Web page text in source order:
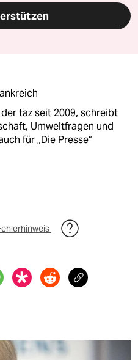
taz seit 2009, schreibt
Umweltfragen und
für „Die Presse“